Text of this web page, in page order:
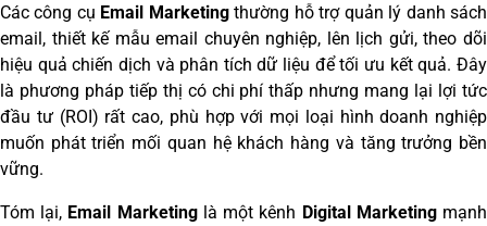
Các công cụ Email Marketingthường hỗ trợ quản lý danh sách
email, thiết kế mẫu email chuyên nghiệp, lên lịch gửi, theo dõi
hiệu quả chiến dịch và phân tích dữ liệu để tối ưu kết quả. Đây
là phương pháp tiếp thị có chi phí thấp nhưng mang lại lợi tức
đầu tư (ROI) rất cao, phù hợp với mọi loại hình doanh nghiệp
muốn phát triển mối quan hệ khách hàng và tăng trưởng bền
vững.
Tóm lại, Email Marketinglà một kênh Digital Marketingmạnh